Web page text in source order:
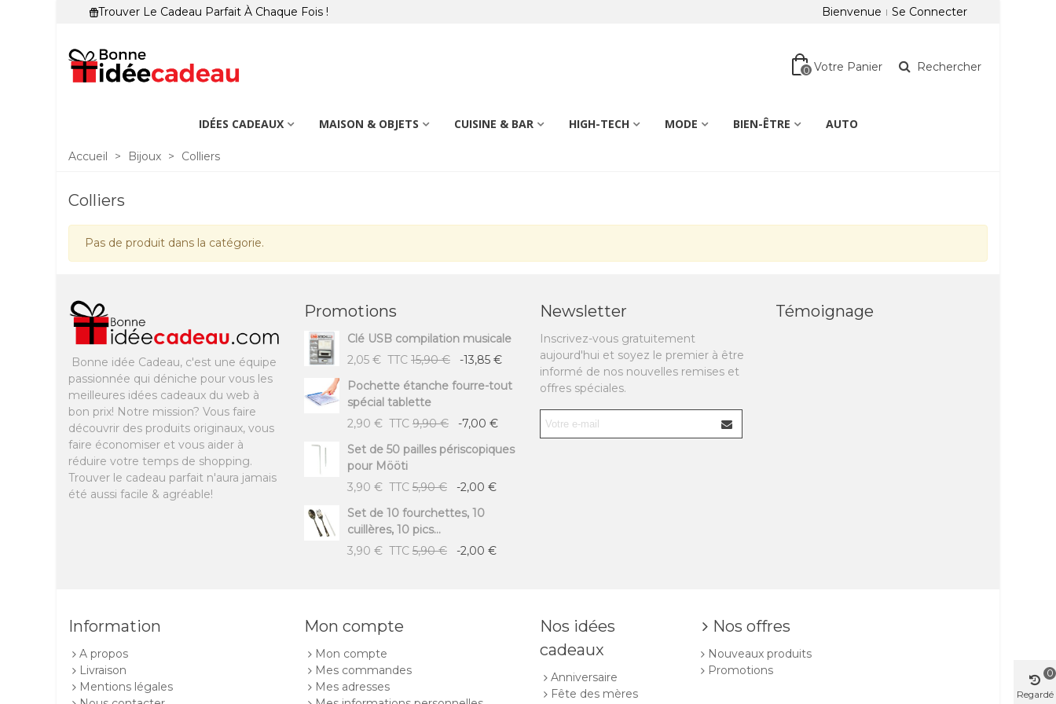
Trouver Le Cadeau Parfait À Chaque Fois ! Bienvenue Se Connecter
0 Votre Panier Rechercher
IDÉES CADEAUX MAISON & OBJETS CUISINE & BAR HIGH-TECH MODE BIEN-ÊTRE AUTO
Accueil > Bijoux > Colliers
Colliers
Pas de produit dans la catégorie.
Bonne idée Cadeau, c'est une équipe
passionnée qui déniche pour vous les
meilleures idées cadeaux du web à
bon prix! Notre mission? Vous faire
découvrir des produits originaux, vous
faire économiser et vous aider à
réduire votre temps de shopping.
Trouver le cadeau parfait n'aura jamais
été aussi facile & agréable!
Promotions
Clé USB compilation musicale
2,05 € TTC 15,90 €
-13,85 €
Pochette étanche fourre-tout
spécial tablette
2,90 € TTC 9,90 €
-7,00 €
Set de 50 pailles périscopiques
pour Mööti
3,90 € TTC 5,90 €
-2,00 €
Set de 10 fourchettes, 10
cuillères, 10 pics...
3,90 € TTC 5,90 € -2,00 €
Newsletter
Inscrivez-vous gratuitement
aujourd'hui et soyez le premier à être
informé de nos nouvelles remises et
offres spéciales.
Témoignage
Information
A propos
Livraison
Mentions légales
Mon compte
Mon compte
Mes commandes
Mes adresses
Nos idées
cadeaux
Anniversaire
Fête des mères
Nos offres
Nouveaux produits
Promotions
Regardé
0